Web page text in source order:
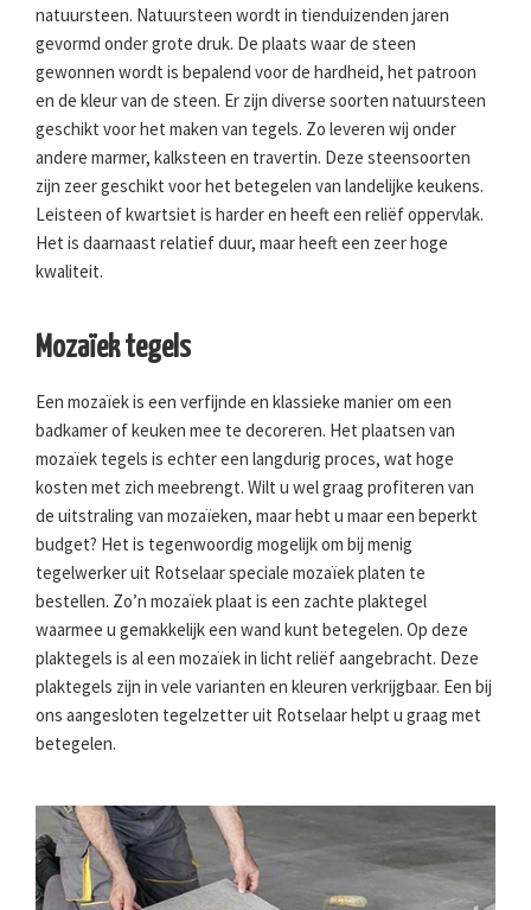
natuursteen. Natuursteen wordt in tienduizenden jaren
gevormd onder grote druk. De plaats waar de steen
gewonnen wordt is bepalend voor de hardheid, het patroon
en de kleur van de steen. Er zijn diverse soorten natuursteen
geschikt voor het maken van tegels. Zo leveren wij onder
andere marmer, kalksteen en travertin. Deze steensoorten
zijn zeer geschikt voor het betegelen van landelijke keukens.
Leisteen of kwartsiet is harder en heeft een reliëf oppervlak.
Het is daarnaast relatief duur, maar heeft een zeer hoge
kwaliteit.
Mozaïek tegels
Een mozaïek is een verfijnde en klassieke manier om een
badkamer of keuken mee te decoreren. Het plaatsen van
mozaïek tegels is echter een langdurig proces, wat hoge
kosten met zich meebrengt. Wilt u wel graag profiteren van
de uitstraling van mozaïeken, maar hebt u maar een beperkt
budget? Het is tegenwoordig mogelijk om bij menig
tegelwerker uit Rotselaar speciale mozaïek platen te
bestellen. Zo’n mozaïek plaat is een zachte plaktegel
waarmee u gemakkelijk een wand kunt betegelen. Op deze
plaktegels is al een mozaïek in licht reliëf aangebracht. Deze
plaktegels zijn in vele varianten en kleuren verkrijgbaar. Een bij
ons aangesloten tegelzetter uit Rotselaar helpt u graag met
betegelen.